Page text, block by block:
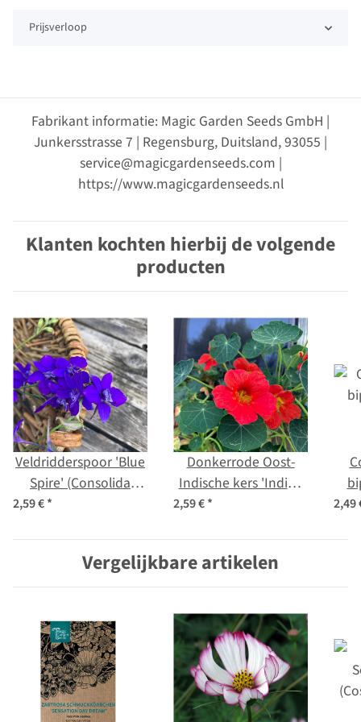
Prijsverloop
Fabrikant informatie: Magic Garden Seeds GmbH |
Junkersstrasse 7 | Regensburg, Duitsland, 93055 |
service@magicgardenseeds.com |
https://www.magicgardenseeds.nl
Klanten kochten hierbij de volgende
producten
Veldridderspoor 'Blue
Spire' (Consolida
ajacis) zaden
2,59 €*
Donkerrode Oost-
Indische kers 'Indian
Chief' (Tropaeolum
2,59 €* 2,49
Vergelijkbare artikelen